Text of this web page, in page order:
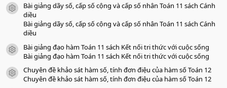
a
icon tài liệu
Bài giảng dãy số, cấp số cộng và cấp số nhân Toán 11 sách Cánh
diều
Bài giảng dãy số, cấp số cộng và cấp số nhân Toán 11 sách Cánh
diều
icon tài liệu
Bài giảng đạo hàm Toán 11 sách Kết nối tri thức với cuộc sống
Bài giảng đạo hàm Toán 11 sách Kết nối tri thức với cuộc sống
icon tài liệu
Chuyên đề khảo sát hàm số, tính đơn điệu của hàm số Toán 12
Chuyên đề khảo sát hàm số, tính đơn điệu của hàm số Toán 12